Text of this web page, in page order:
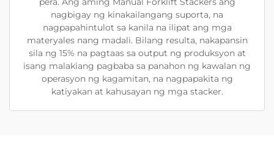
nagbigay ng kinakailangang suporta, na
nagpapahintulot sa kanila na ilipat ang mga
materyales nang madali. Bilang resulta, nakapansin
sila ng 15% na pagtaas sa output ng produksyon at
isang malakiang pagbaba sa panahon ng kawalan ng
operasyon ng kagamitan, na nagpapakita ng
katiyakan at kahusayan ng mga stacker.